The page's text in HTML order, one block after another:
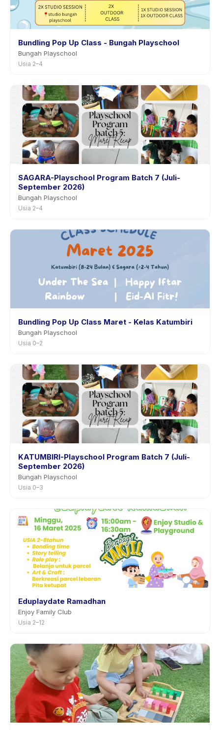
Bundling Pop Up Class - Bungah Playschool
Bungah Playschool
Usia 2–4
SAGARA-Playschool Program Batch 7 (Juli-
September 2026)
Bungah Playschool
Usia 2–4
Bundling Pop Up Class Maret - Kelas Katumbiri
Bungah Playschool
Usia 0–2
KATUMBIRI-Playschool Program Batch 7 (Juli-
September 2026)
Bungah Playschool
Usia 0–3
Eduplaydate Ramadhan
Enjoy Family Club
Usia 2–12